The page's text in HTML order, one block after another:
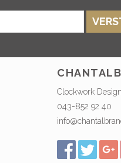
Clockwork Design
043-852 92 40